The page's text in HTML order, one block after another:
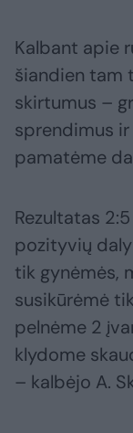
Kalbant apie
šiandien tam
skirtumus –
sprendimus
pamatėme
Rezultatas
pozityvių
tik gynėmės,
susikūrėmė
pelnėme 2
klydome
– kalbėjo A.